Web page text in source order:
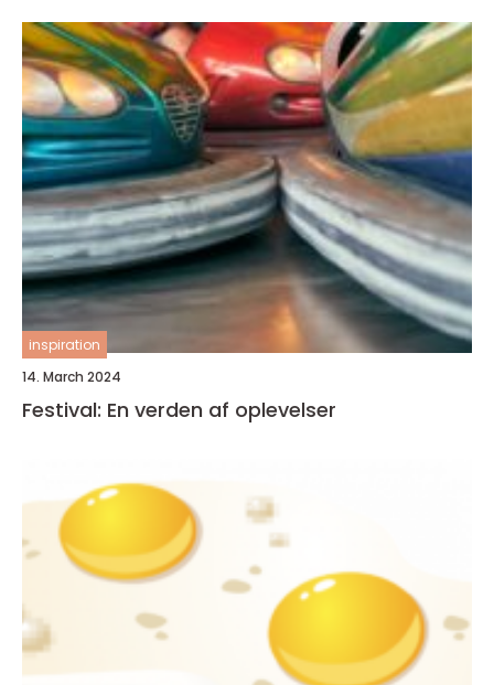
inspiration
14. March 2024
Festival: En verden af oplevelser